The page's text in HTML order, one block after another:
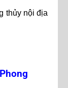
thủy nội địa